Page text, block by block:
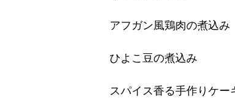
アフガン風鶏肉の煮込み
ひよこ豆の煮込み
スパイス香る手作りケー